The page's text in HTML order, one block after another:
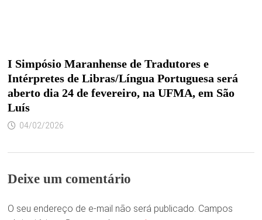
I Simpósio Maranhense de Tradutores e
Intérpretes de Libras/Língua Portuguesa será
aberto dia 24 de fevereiro, na UFMA, em São
Luís
04/02/2026
Deixe um comentário
O seu endereço de e-mail não será publicado. Campos